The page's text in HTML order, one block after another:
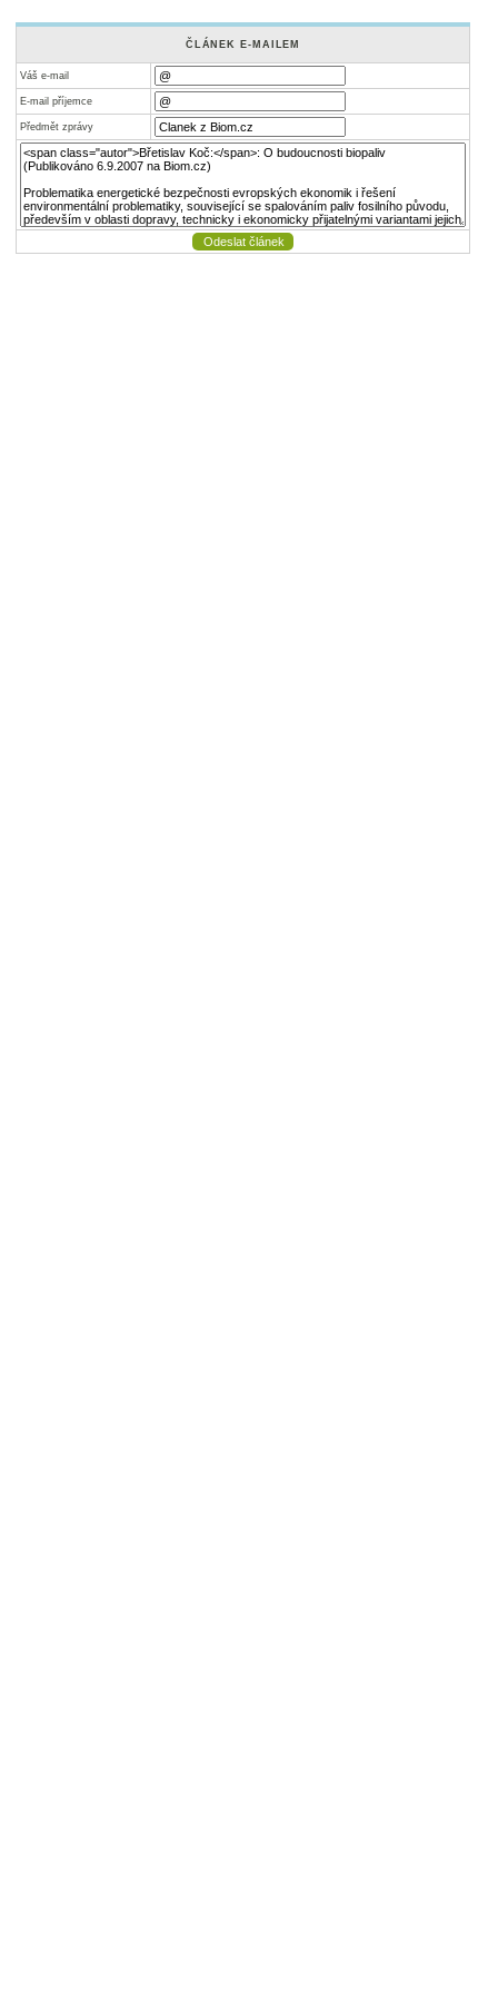
ČLÁNEK E-MAILEM
Váš e-mail
E-mail příjemce
Předmět zprávy